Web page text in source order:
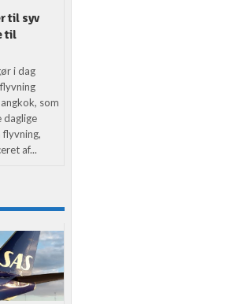
til syv
til
i dag
som
daglige
flyvning,
af...